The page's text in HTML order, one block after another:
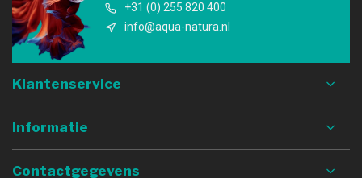
+31 (0) 255 820 400
info@aqua-natura.nl
Klantenservice
Informatie
Contactgegevens